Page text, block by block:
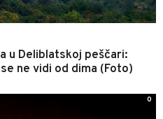
u Deliblatskoj peščari:
ne vidi od dima (Foto)
0